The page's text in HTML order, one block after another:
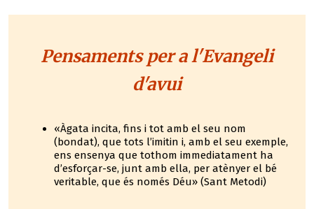
Pensaments per a l'Evangeli
d'avui
«Àgata incita, fins i tot amb el seu nom
(bondat), que tots l’imitin i, amb el seu exemple,
ens ensenya que tothom immediatament ha
d’esforçar-se, junt amb ella, per atènyer el bé
veritable, que és només Déu» (Sant Metodi)